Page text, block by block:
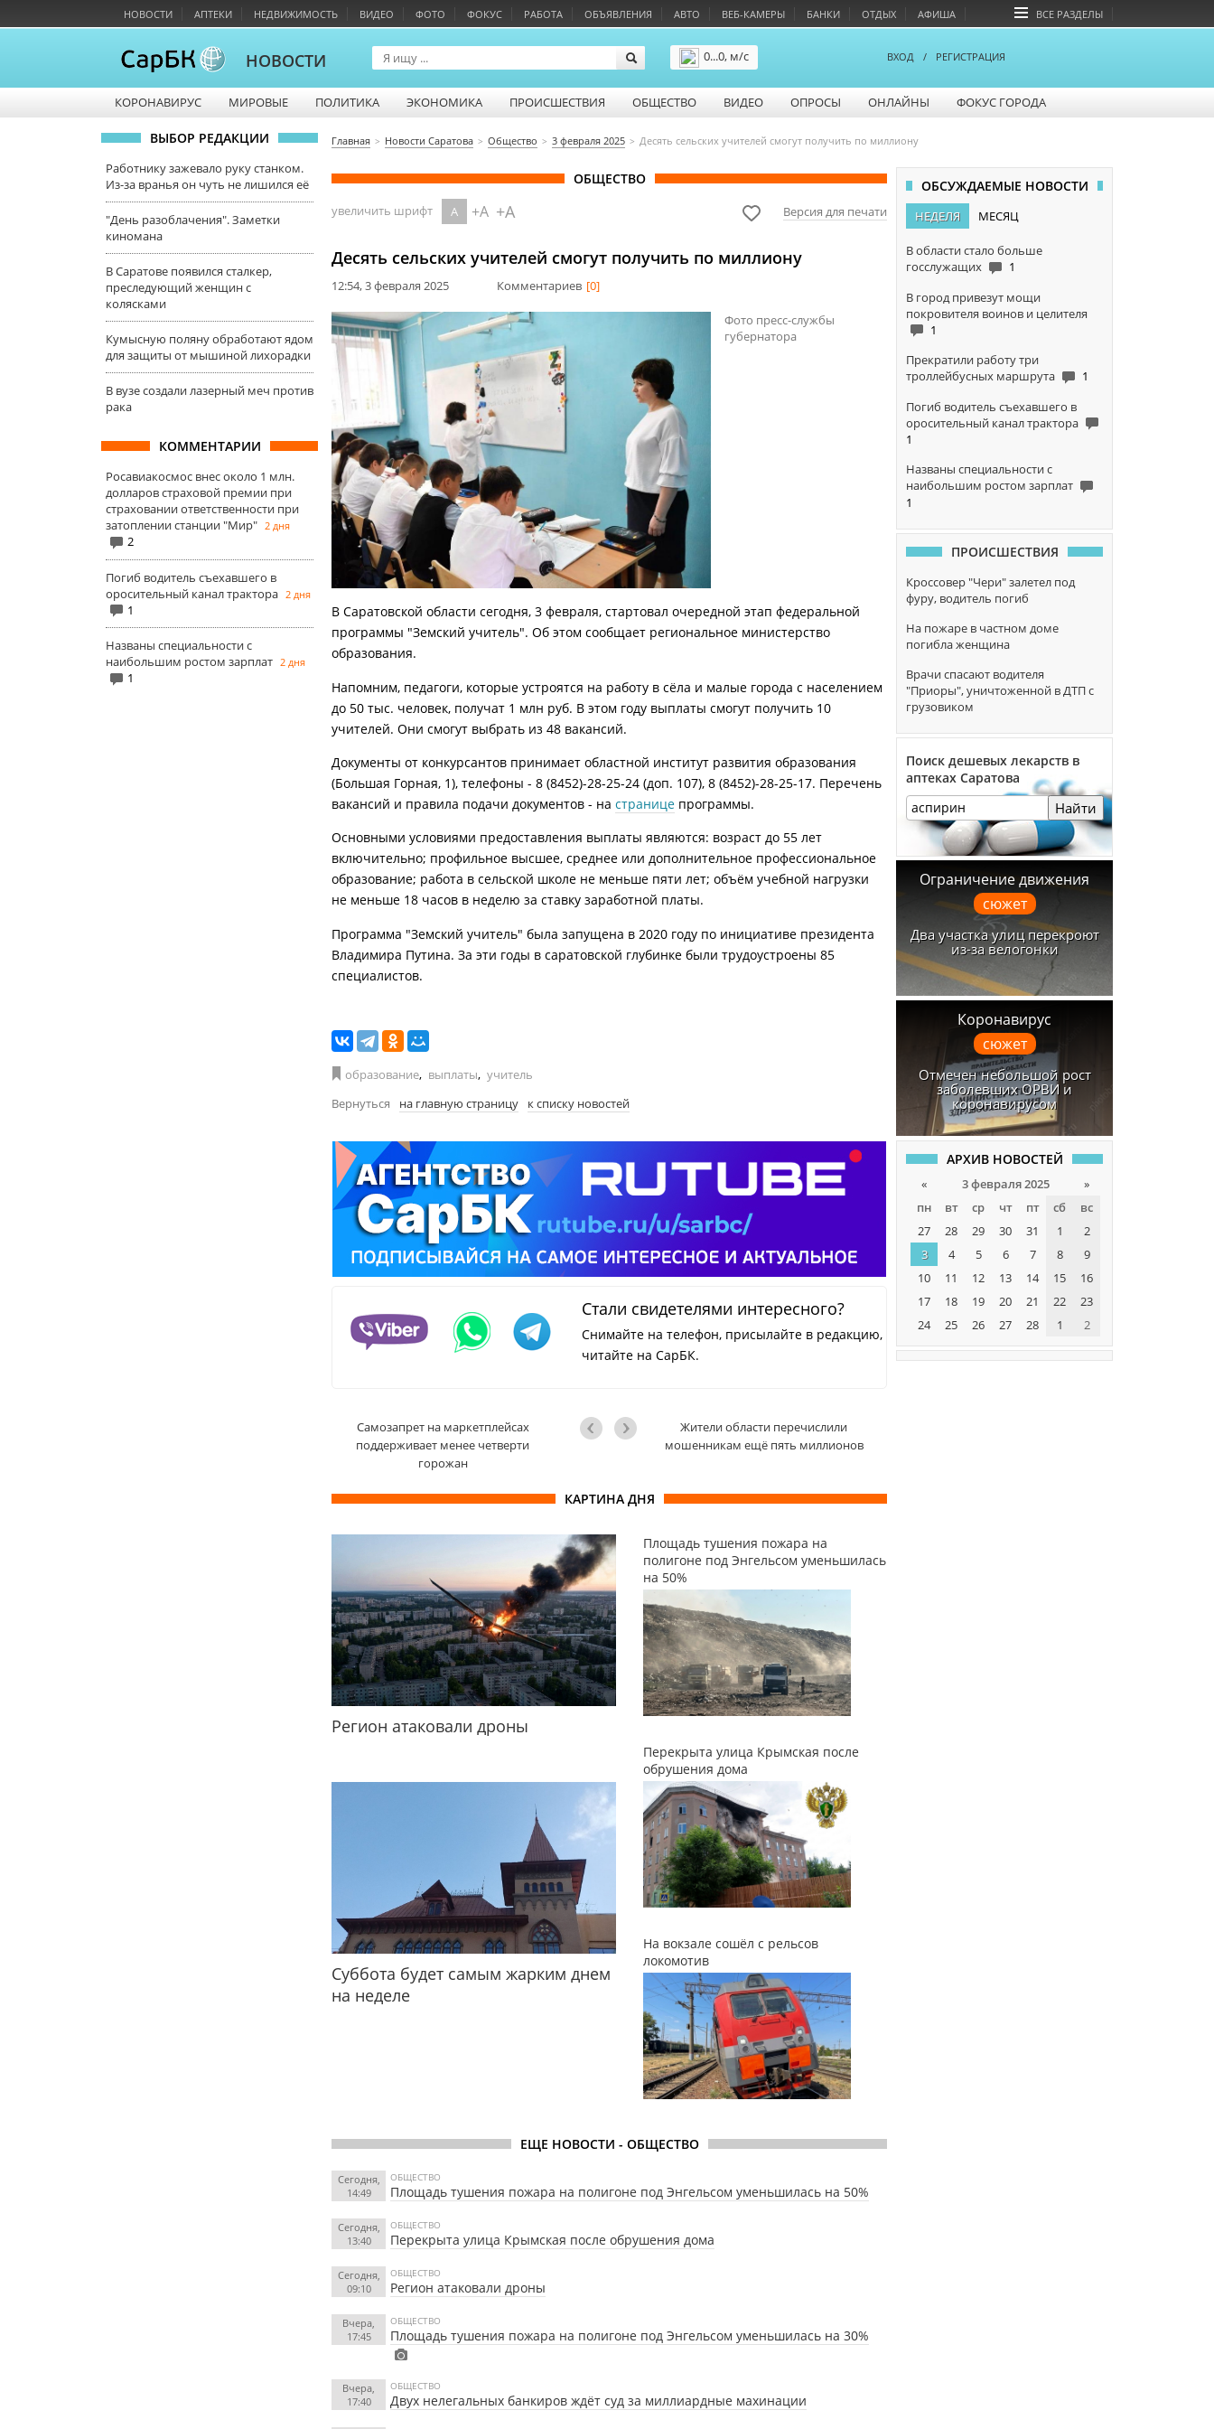
НОВОСТИ АПТЕКИ НЕДВИЖИМОСТЬ ВИДЕО ФОТО ФОКУС РАБОТА ОБЪЯВЛЕНИЯ АВТО ВЕБ-КАМЕРЫ БАНКИ ОТДЫХ АФИША ВСЕ РАЗДЕЛЫ
НОВОСТИ
0...0, м/с
ВХОД / РЕГИСТРАЦИЯ
КОРОНАВИРУС МИРОВЫЕ ПОЛИТИКА ЭКОНОМИКА ПРОИСШЕСТВИЯ ОБЩЕСТВО ВИДЕО ОПРОСЫ ОНЛАЙНЫ ФОКУС ГОРОДА
ВЫБОР РЕДАКЦИИ
Работнику зажевало руку станком.
Из-за вранья он чуть не лишился её
"День разоблачения". Заметки
киномана
В Саратове появился сталкер,
преследующий женщин с
колясками
Кумысную поляну обработают ядом
для защиты от мышиной лихорадки
В вузе создали лазерный меч против
рака
КОММЕНТАРИИ
Росавиакосмос внес около 1 млн.
долларов страховой премии при
страховании ответственности при
затоплении станции "Мир" 2 дня
2
Погиб водитель съехавшего в
оросительный канал трактора 2 дня
1
Названы специальности с
наибольшим ростом зарплат 2 дня
1
Главная Новости Саратова Общество 3 февраля 2025 Десять сельских учителей смогут получить по миллиону
ОБЩЕСТВО
увеличить шрифт A +A +A Версия для печати
Десять сельских учителей смогут получить по миллиону
12:54, 3 февраля 2025 Комментариев [0]
Фото пресс-службы
губернатора
В Саратовской области сегодня, 3 февраля, стартовал очередной этап федеральной
программы "Земский учитель". Об этом сообщает региональное министерство
образования.
Напомним, педагоги, которые устроятся на работу в сёла и малые города с населением
до 50 тыс. человек, получат 1 млн руб. В этом году выплаты смогут получить 10
учителей. Они смогут выбрать из 48 вакансий.
Документы от конкурсантов принимает областной институт развития образования
(Большая Горная, 1), телефоны - 8 (8452)-28-25-24 (доп. 107), 8 (8452)-28-25-17. Перечень
вакансий и правила подачи документов - на странице программы.
Основными условиями предоставления выплаты являются: возраст до 55 лет
включительно; профильное высшее, среднее или дополнительное профессиональное
образование; работа в сельской школе не меньше пяти лет; объём учебной нагрузки
не меньше 18 часов в неделю за ставку заработной платы.
Программа "Земский учитель" была запущена в 2020 году по инициативе президента
Владимира Путина. За эти годы в саратовской глубинке были трудоустроены 85
специалистов.
образование, выплаты, учитель
Вернуться
на главную страницу к списку новостей
Стали свидетелями интересного?
Снимайте на телефон, присылайте в редакцию,
читайте на СарБК.
Самозапрет на маркетплейсах
поддерживает менее четверти
горожан
Жители области перечислили
мошенникам ещё пять миллионов
КАРТИНА ДНЯ
Регион атаковали дроны
Суббота будет самым жарким днем
на неделе
Площадь тушения пожара на
полигоне под Энгельсом уменьшилась
на 50%
Перекрыта улица Крымская после
обрушения дома
На вокзале сошёл с рельсов
локомотив
ЕЩЕ НОВОСТИ - ОБЩЕСТВО
Сегодня,
14:49
ОБЩЕСТВО
Площадь тушения пожара на полигоне под Энгельсом уменьшилась на 50%
Сегодня,
13:40
ОБЩЕСТВО
Перекрыта улица Крымская после обрушения дома
Сегодня,
09:10
ОБЩЕСТВО
Регион атаковали дроны
Вчера,
17:45
ОБЩЕСТВО
Площадь тушения пожара на полигоне под Энгельсом уменьшилась на 30%
Вчера,
17:40
ОБЩЕСТВО
Двух нелегальных банкиров ждёт суд за миллиардные махинации
ОБСУЖДАЕМЫЕ НОВОСТИ
НЕДЕЛЯ МЕСЯЦ
В области стало больше
госслужащих
1
В город привезут мощи
покровителя воинов и целителя
1
Прекратили работу три
троллейбусных маршрута
1
Погиб водитель съехавшего в
оросительный канал трактора
1
Названы специальности с
наибольшим ростом зарплат
1
ПРОИСШЕСТВИЯ
Кроссовер "Чери" залетел под
фуру, водитель погиб
На пожаре в частном доме
погибла женщина
Врачи спасают водителя
"Приоры", уничтоженной в ДТП с
грузовиком
Поиск дешевых лекарств в
аптеках Саратова
Найти
Ограничение движения
сюжет
Два участка улиц перекроют
из-за велогонки
Коронавирус
сюжет
Отмечен небольшой рост
заболевших ОРВИ и
коронавирусом
АРХИВ НОВОСТЕЙ
« 3 февраля 2025
»
пн
вт ср чт пт сб
вс
27
28 29 30 31 1
2
3
4 5 6 7 8
9
10
11 12 13 14 15
16
17
18 19 20 21 22
23
24
25 26 27 28 1 2